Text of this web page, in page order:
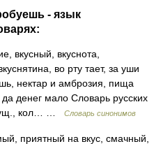
- язык
вкусный, вкуснота,
во рту тает, за уши
нектар и амброзия, пища
денег мало Словарь русских
кол… …
Словарь синонимов
приятный на вкус, смачный,